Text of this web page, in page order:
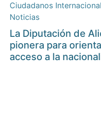
Ciudadanos
Noticias
La Diputación de
pionera para
acceso a la